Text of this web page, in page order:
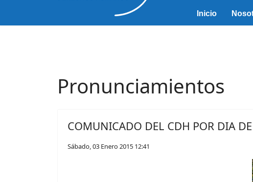
Inicio
Pronunciamientos
COMUNICADO DEL CDH POR DIA
Sábado, 03 Enero 2015 12:41